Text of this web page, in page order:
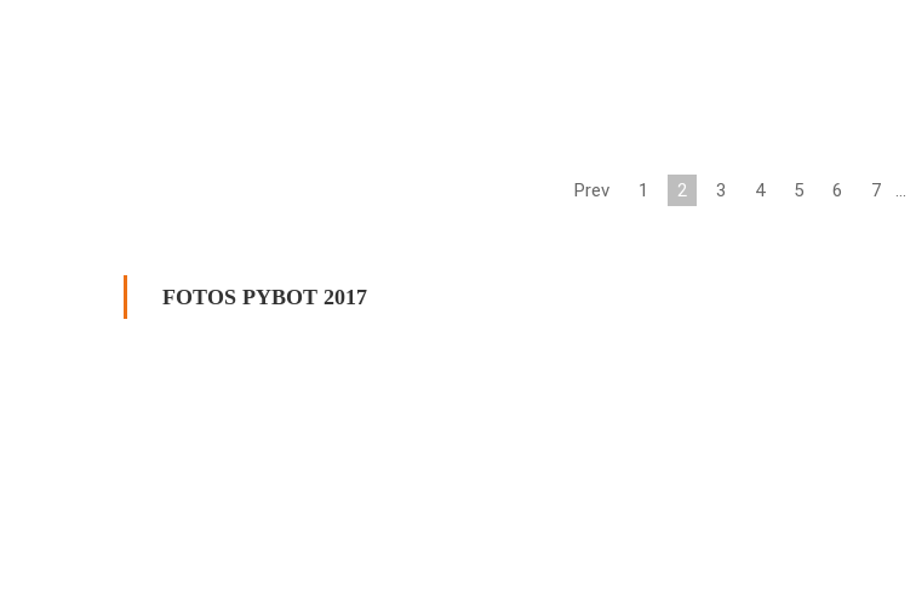
Prev 1 2 3 4 5 6 7 …
FOTOS PYBOT 2017